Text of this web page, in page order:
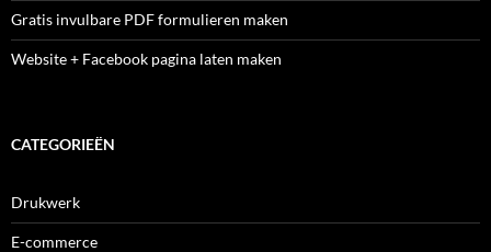
Gratis invulbare PDF formulieren maken
Website + Facebook pagina laten maken
CATEGORIEËN
Drukwerk
E-commerce